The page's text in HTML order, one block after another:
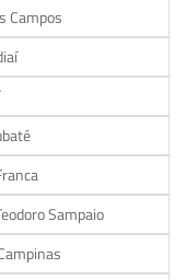
Campos
Sampaio